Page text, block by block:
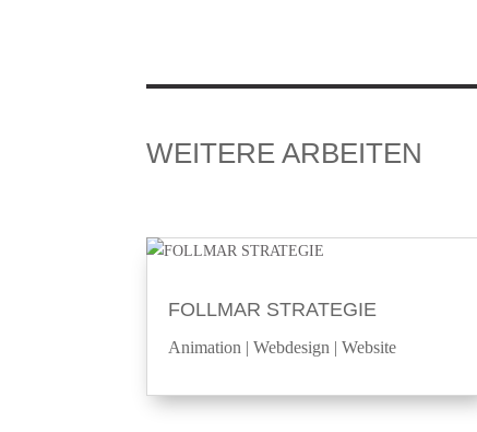
WEITERE ARBEITEN
FOLLMAR STRATEGIE
Animation |Webdesign |Website